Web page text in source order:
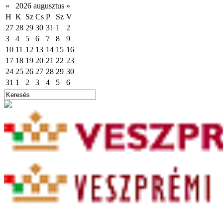
« 2026 augusztus »
H K Sz Cs P Sz V
27 28 29 30 31 1
2
3
4 5 6 7 8
9
10 11 12 13 14 15 16
17 18 19 20 21 22 23
24 25 26 27 28 29 30
31 1 2 3 4 5 6